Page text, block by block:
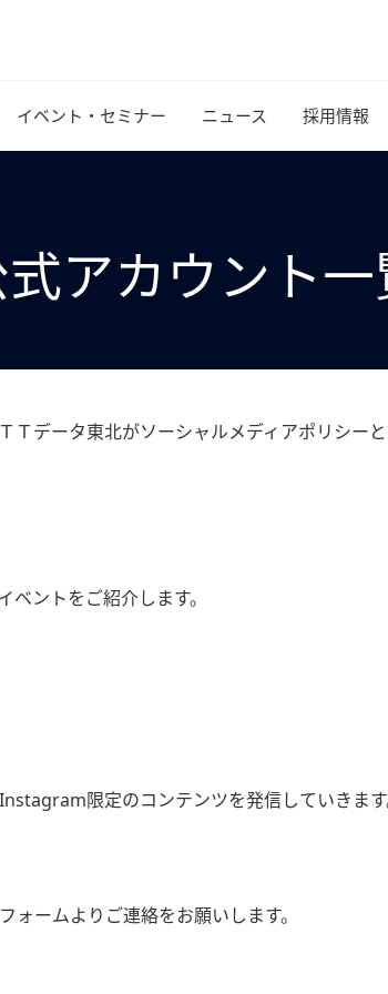
イベント・セミナー ニュース 採用情報
アカウント一
データ東北がソーシャルメディアポリシー
ントをご紹介します。
限定のコンテンツを発信していきます
ームよりご連絡をお願いします。